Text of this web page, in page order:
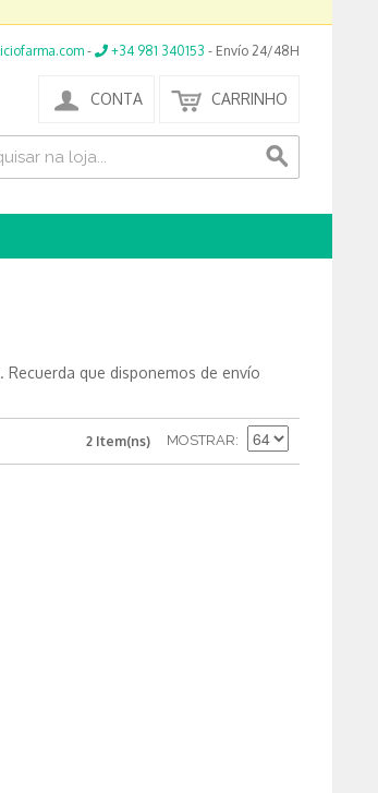
- +34 981 340153 - Envío 24/48H
CONTA CARRINHO
que disponemos de envío
2 Item(ns) MOSTRAR